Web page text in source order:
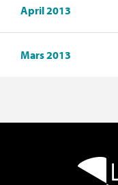
April 2013
Mars 2013